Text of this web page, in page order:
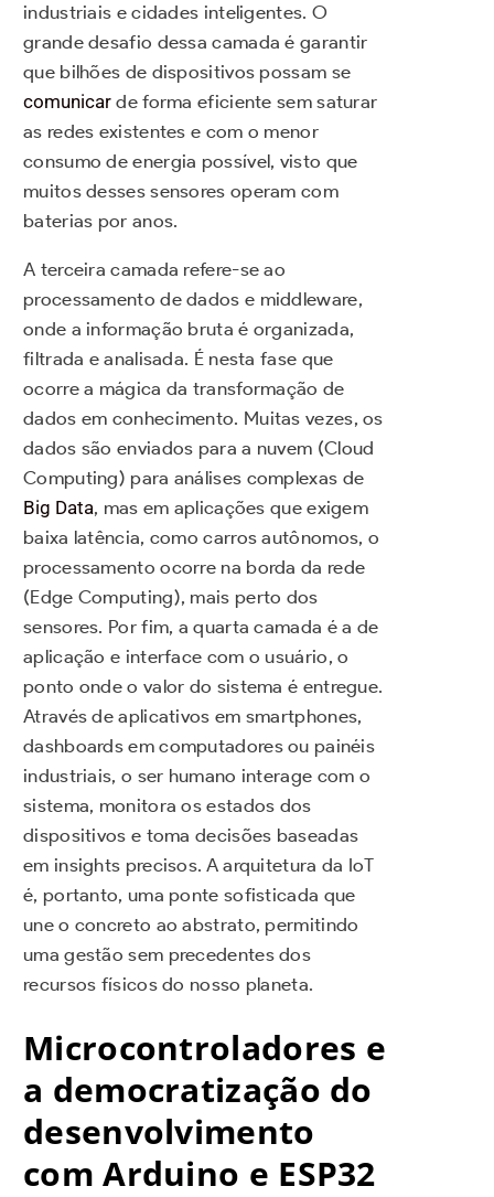
industriais e cidades inteligentes. O
grande desafio dessa camada é garantir
que bilhões de dispositivos possam se
comunicar de forma eficiente sem saturar
as redes existentes e com o menor
consumo de energia possível, visto que
muitos desses sensores operam com
baterias por anos.
A terceira camada refere-se ao
processamento de dados e middleware,
onde a informação bruta é organizada,
filtrada e analisada. É nesta fase que
ocorre a mágica da transformação de
dados em conhecimento. Muitas vezes, os
dados são enviados para a nuvem (Cloud
Computing) para análises complexas de
Big Data, mas em aplicações que exigem
baixa latência, como carros autônomos, o
processamento ocorre na borda da rede
(Edge Computing), mais perto dos
sensores. Por fim, a quarta camada é a de
aplicação e interface com o usuário, o
ponto onde o valor do sistema é entregue.
Através de aplicativos em smartphones,
dashboards em computadores ou painéis
industriais, o ser humano interage com o
sistema, monitora os estados dos
dispositivos e toma decisões baseadas
em insights precisos. A arquitetura da IoT
é, portanto, uma ponte sofisticada que
une o concreto ao abstrato, permitindo
uma gestão sem precedentes dos
recursos físicos do nosso planeta.
Microcontroladores e
a democratização do
desenvolvimento
com Arduino e ESP32